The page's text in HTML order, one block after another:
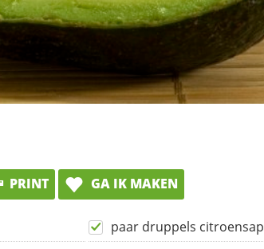
PRINT GA IK MAKEN
paar druppels citroensap